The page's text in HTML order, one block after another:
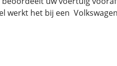
werkt het bij een